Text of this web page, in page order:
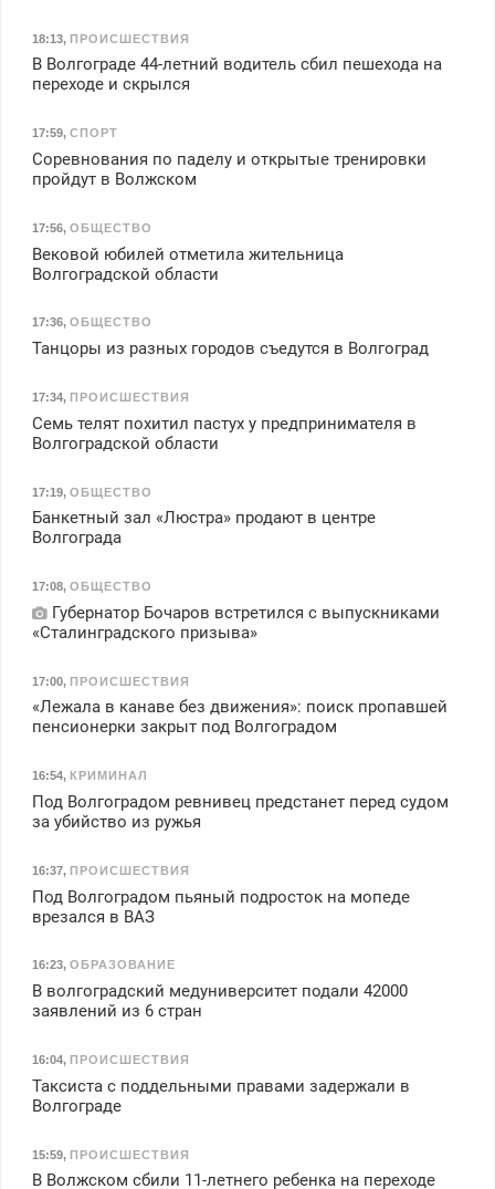
18:13, ПРОИСШЕСТВИЯ
В Волгограде 44-летний водитель сбил пешехода на
переходе и скрылся
17:59, СПОРТ
Соревнования по паделу и открытые тренировки
пройдут в Волжском
17:56, ОБЩЕСТВО
Вековой юбилей отметила жительница
Волгоградской области
17:36, ОБЩЕСТВО
Танцоры из разных городов съедутся в Волгоград
17:34, ПРОИСШЕСТВИЯ
Семь телят похитил пастух у предпринимателя в
Волгоградской области
17:19, ОБЩЕСТВО
Банкетный зал «Люстра» продают в центре
Волгограда
17:08, ОБЩЕСТВО
Губернатор Бочаров встретился с выпускниками
«Сталинградского призыва»
17:00, ПРОИСШЕСТВИЯ
«Лежала в канаве без движения»: поиск пропавшей
пенсионерки закрыт под Волгоградом
16:54, КРИМИНАЛ
Под Волгоградом ревнивец предстанет перед судом
за убийство из ружья
16:37, ПРОИСШЕСТВИЯ
Под Волгоградом пьяный подросток на мопеде
врезался в ВАЗ
16:23, ОБРАЗОВАНИЕ
В волгоградский медуниверситет подали 42000
заявлений из 6 стран
16:04, ПРОИСШЕСТВИЯ
Таксиста с поддельными правами задержали в
Волгограде
15:59, ПРОИСШЕСТВИЯ
В Волжском сбили 11-летнего ребенка на переходе